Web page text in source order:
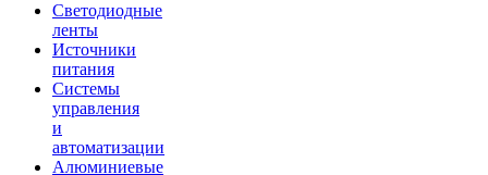
Светодиодные
ленты
Источники
питания
Системы
управления
и
автоматизации
Алюминиевые